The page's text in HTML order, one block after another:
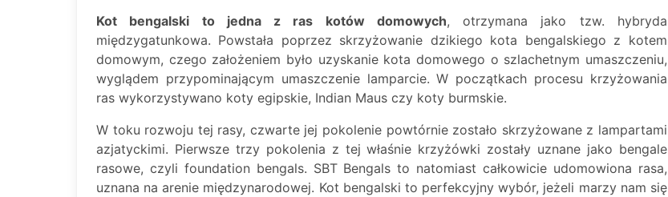
Kot bengalski to jedna z ras kotów domowych, otrzymana jako tzw. hybryda
międzygatunkowa. Powstała poprzez skrzyżowanie dzikiego kota bengalskiego z kotem
domowym, czego założeniem było uzyskanie kota domowego o szlachetnym umaszczeniu,
wyglądem przypominającym umaszczenie lamparcie. W początkach procesu krzyżowania
ras wykorzystywano koty egipskie, Indian Maus czy koty burmskie.
W toku rozwoju tej rasy, czwarte jej pokolenie powtórnie zostało skrzyżowane z lampartami
azjatyckimi. Pierwsze trzy pokolenia z tej właśnie krzyżówki zostały uznane jako bengale
rasowe, czyli foundation bengals. SBT Bengals to natomiast całkowicie udomowiona rasa,
uznana na arenie międzynarodowej. Kot bengalski to perfekcyjny wybór, jeżeli marzy nam się